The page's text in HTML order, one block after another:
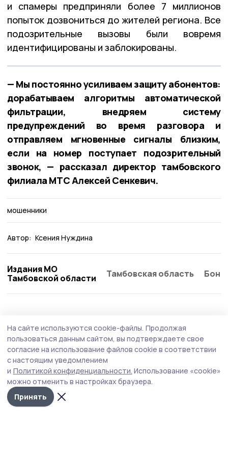
и спамеры предприняли более 7 миллионов
попыток дозвониться до жителей региона. Все
подозрительные вызовы были вовремя
идентифицированы и заблокированы.
— Мы постоянно усиливаем защиту абонентов:
дорабатываем алгоритмы автоматической
фильтрации, внедряем систему
предупреждений во время разговора и
отправляем мгновенные сигналы близким,
если на номер поступает подозрительный
звонок, — рассказал директор тамбовского
филиала МТС Алексей Сенкевич.
мошенники
Автор: Ксения Нуждина
Издания МО
Тамбовской области
Тамбовская область
На сайте используются cookie-файлы. Продолжая
пользоваться данным сайтом, вы подтверждаете свое
согласие на использование файлов cookie в соответствии
с настоящим уведомлением
и Политикой конфиденциальности. Использование «cookie»
можно отменить в настройках браузера.
Принять